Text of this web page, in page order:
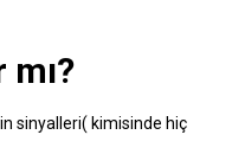
mı?
sinyalleri( kimisinde hiç